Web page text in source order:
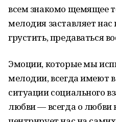
всем знакомо щемящее
мелодия заставляет нас
грустить, предаваться
Эмоции, которые мы
мелодии, всегда имеют в
ситуации социального
любви — всегда о любви